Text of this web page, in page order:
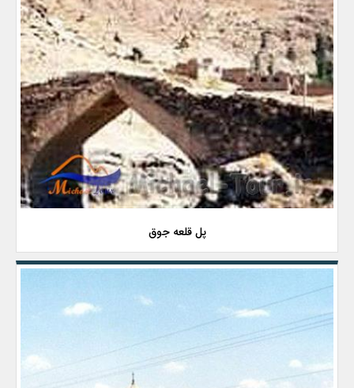
پل قلعه جوق